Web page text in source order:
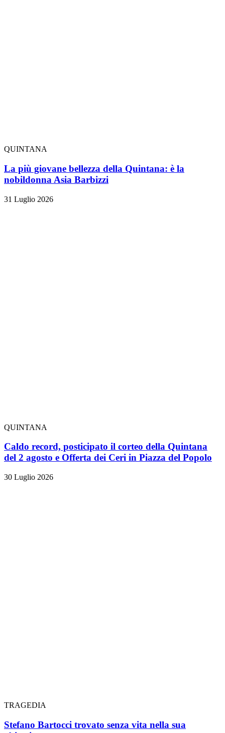
QUINTANA
La più giovane bellezza della Quintana: è la
nobildonna Asia Barbizzi
31 Luglio 2026
QUINTANA
Caldo record, posticipato il corteo della Quintana
del 2 agosto e Offerta dei Ceri in Piazza del Popolo
30 Luglio 2026
TRAGEDIA
Stefano Bartocci trovato senza vita nella sua